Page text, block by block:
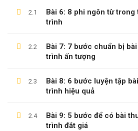
2.1
Bài 6: 8 phi ngôn từ trong
trình
2.2
Bài 7: 7 bước chuẩn bị
trình ấn tượng
2.3
Bài 8: 6 bước luyện tập
trình hiệu quả
2.4
Bài 9: 5 bước để có bài
trình đắt giá
600,000 ₫ 199,000 ₫
600,000 ₫99,000 ₫